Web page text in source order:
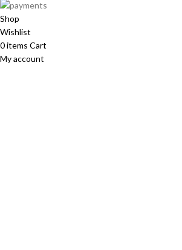
Shop
Wishlist
0items Cart
My account